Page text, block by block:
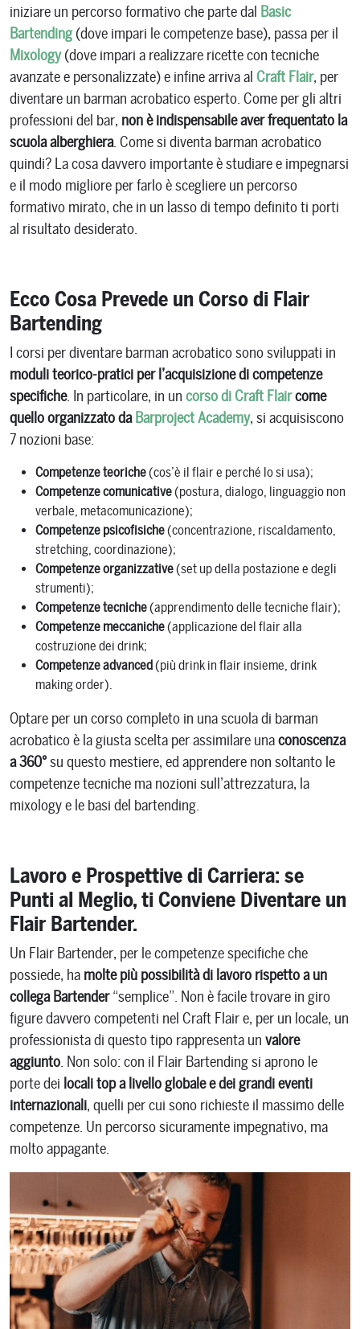
iniziare un percorso formativo che parte dal Basic
Bartending(dove impari le competenze base), passa per il
Mixology(dove impari a realizzare ricette con tecniche
avanzate e personalizzate) e infine arriva al Craft Flair, per
diventare un barman acrobatico esperto. Come per gli altri
professioni del bar, non è indispensabile aver frequentato la
scuola alberghiera. Come si diventa barman acrobatico
quindi? La cosa davvero importante è studiare e impegnarsi
e il modo migliore per farlo è scegliere un percorso
formativo mirato, che in un lasso di tempo definito ti porti
al risultato desiderato.
Ecco Cosa Prevede un Corso di Flair
Bartending
I corsi per diventare barman acrobatico sono sviluppati in
moduli teorico-pratici per l’acquisizione di competenze
specifiche. In particolare, in un corso di Craft Flaircome
quello organizzato da Barproject Academy, si acquisiscono
7 nozioni base:
Competenze teoriche(cos’è il flair e perché lo si usa);
Competenze comunicative(postura, dialogo, linguaggio non
verbale, metacomunicazione);
Competenze psicofisiche(concentrazione, riscaldamento,
stretching, coordinazione);
Competenze organizzative(set up della postazione e degli
strumenti);
Competenze tecniche(apprendimento delle tecniche flair);
Competenze meccaniche(applicazione del flair alla
costruzione dei drink;
Competenze advanced(più drink in flair insieme, drink
making order).
Optare per un corso completo in una scuola di barman
acrobatico è la giusta scelta per assimilare unaconoscenza
a 360°su questo mestiere, ed apprendere non soltanto le
competenze tecniche ma nozioni sull’attrezzatura, la
mixology e le basi del bartending.
Lavoro e Prospettive di Carriera: se
Punti al Meglio, ti Conviene Diventare un
Flair Bartender.
Un Flair Bartender, per le competenze specifiche che
possiede, ha molte più possibilità di lavoro rispetto a un
collega Bartender“semplice”. Non è facile trovare in giro
figure davvero competenti nel Craft Flair e, per un locale, un
professionista di questo tipo rappresenta un valore
aggiunto. Non solo: con il Flair Bartending si aprono le
porte dei locali top a livello globale e dei grandi eventi
internazionali, quelli per cui sono richieste il massimo delle
competenze. Un percorso sicuramente impegnativo, ma
molto appagante.